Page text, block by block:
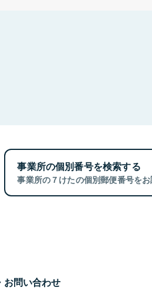
事業所の個別番号を検索する
事業所の７けたの個別郵便番号をお
お問い合わせ